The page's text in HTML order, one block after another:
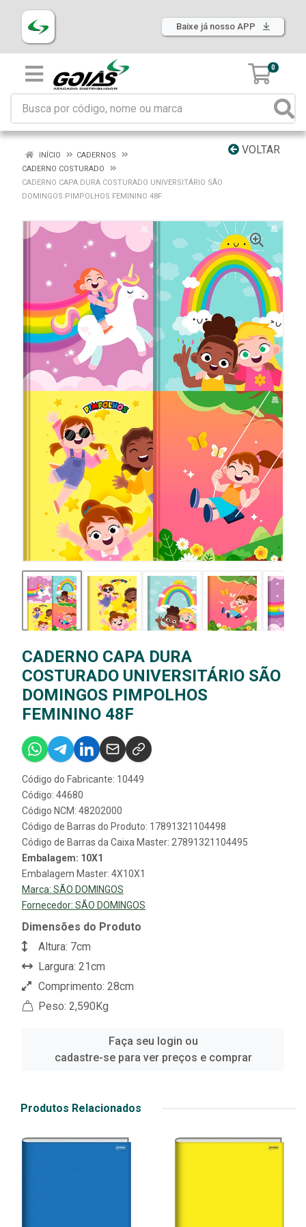
Baixe já nosso APP
0
VOLTAR
INÍCIO
CADERNOS
CADERNO COSTURADO
CADERNO CAPA DURA COSTURADO UNIVERSITÁRIO SÃO
DOMINGOS PIMPOLHOS FEMININO 48F
CADERNO CAPA DURA
COSTURADO UNIVERSITÁRIO SÃO
DOMINGOS PIMPOLHOS
FEMININO 48F
Código do Fabricante: 10449
Código: 44680
Código NCM: 48202000
Código de Barras do Produto: 17891321104498
Código de Barras da Caixa Master: 27891321104495
Embalagem: 10X1
Embalagem Master: 4X10X1
Marca: SÃO DOMINGOS
Fornecedor: SÃO DOMINGOS
Dimensões do Produto
Altura: 7cm
Largura: 21cm
Comprimento: 28cm
Peso: 2,590Kg
Faça seu login ou
cadastre-se para ver preços e comprar
Produtos Relacionados